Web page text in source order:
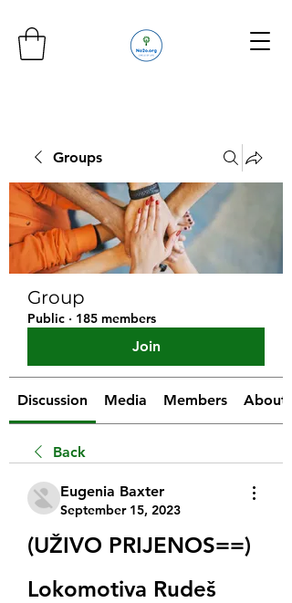
Groups
Group
Public · 185 members
Join
Discussion Media Members About
Back
Eugenia Baxter
September 15, 2023
(UŽIVO PRIJENOS==)
Lokomotiva Rudeš